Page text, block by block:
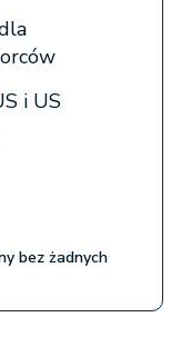
i US
bez żadnych